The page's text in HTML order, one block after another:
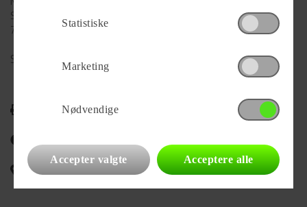
Skyumvej 4V. Vildsund
7700 Thisted
Se alle vogne for forhandleren
Udskriv
Campingvognens placering
Statistiske
Marketing
Nødvendige
Accepter valgte Acceptere alle